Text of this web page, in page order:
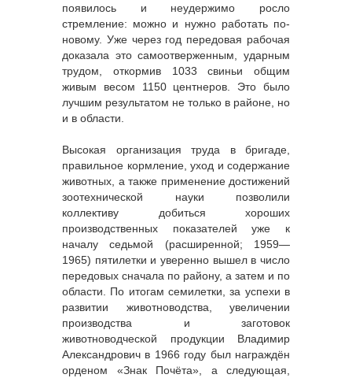
появилось и неудержимо росло
стремление: можно и нужно работать по-
новому. Уже через год передовая рабочая
доказала это самоотверженным, ударным
трудом, откормив 1033 свиньи общим
живым весом 1150 центнеров. Это было
лучшим результатом не только в районе, но
и в области.
Высокая организация труда в бригаде,
правильное кормление, уход и содержание
животных, а также применение достижений
зоотехнической науки позволили
коллективу добиться хороших
производственных показателей уже к
началу седьмой (расширенной; 1959—
1965) пятилетки и уверенно вышел в число
передовых сначала по району, а затем и по
области. По итогам семилетки, за успехи в
развитии животноводства, увеличении
производства и заготовок
животноводческой продукции Владимир
Александрович в 1966 году был награждён
орденом «Знак Почёта», а следующая,